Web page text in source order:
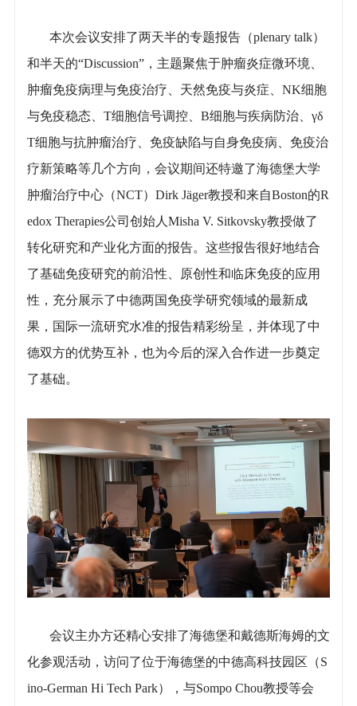
本次会议安排了两天半的专题报告（plenary talk）
和半天的“Discussion”，主题聚焦于肿瘤炎症微环境、
肿瘤免疫病理与免疫治疗、天然免疫与炎症、NK细胞
与免疫稳态、T细胞信号调控、B细胞与疾病防治、γδ
T细胞与抗肿瘤治疗、免疫缺陷与自身免疫病、免疫治
疗新策略等几个方向，会议期间还特邀了海德堡大学
肿瘤治疗中心（NCT）Dirk Jäger教授和来自Boston的R
edox Therapies公司创始人Misha V. Sitkovsky教授做了
转化研究和产业化方面的报告。这些报告很好地结合
了基础免疫研究的前沿性、原创性和临床免疫的应用
性，充分展示了中德两国免疫学研究领域的最新成
果，国际一流研究水准的报告精彩纷呈，并体现了中
德双方的优势互补，也为今后的深入合作进一步奠定
了基础。
会议主办方还精心安排了海德堡和戴德斯海姆的文
化参观活动，访问了位于海德堡的中德高科技园区（S
ino-German Hi Tech Park），与Sompo Chou教授等会